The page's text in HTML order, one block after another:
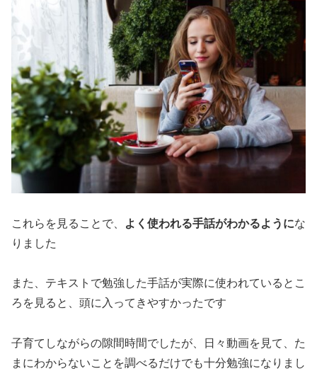
これらを見ることで、 よく使われる手話がわかるようにな
りました
また、テキストで勉強した手話が実際に使われているとこ
ろを見ると、頭に入ってきやすかったです
子育てしながらの隙間時間でしたが、日々動画を見て、た
まにわからないことを調べるだけでも十分勉強になりまし